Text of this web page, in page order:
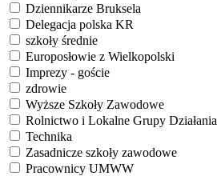
Dziennikarze Bruksela
Delegacja polska KR
szkoły średnie
Europosłowie z Wielkopolski
Imprezy - goście
zdrowie
Wyższe Szkoły Zawodowe
Rolnictwo i Lokalne Grupy Działania
Technika
Zasadnicze szkoły zawodowe
Pracownicy UMWW